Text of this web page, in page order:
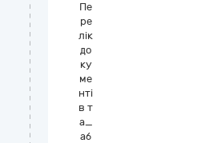
Пе
ре
лік
до
ку
ме
нті
в т
а_
аб